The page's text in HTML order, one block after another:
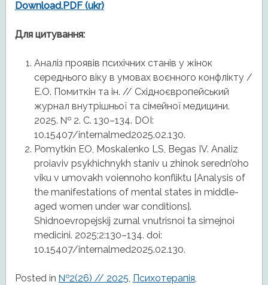
Download.PDF (ukr)
Для цитування:
Аналіз проявів психічних станів у жінок
середнього віку в умовах воєнного конфлікту /
Е.О. Помиткін та ін. // Східноєвропейський
журнал внутрішньої та сімейної медицини.
2025. № 2. С. 130–134. DOI:
10.15407/internalmed2025.02.130.
Pomytkin EO, Moskalenko LS, Begas IV. Analiz
proiaviv psykhichnykh staniv u zhinok seredn’oho
viku v umovakh voiennoho konfliktu [Analysis of
the manifestations of mental states in middle-
aged women under war conditions].
Shidnoevropejskij zurnal vnutrisnoi ta simejnoi
medicini. 2025;2:130–134. doi:
10.15407/internalmed2025.02.130.
Posted in №2(26) // 2025, Психотерапія,